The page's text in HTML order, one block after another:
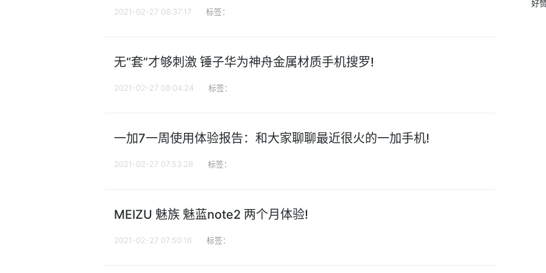
2021-02-27 08:37:17 标签：
无“套”才够刺激 锤子华为神舟金属材质手机搜罗!
2021-02-27 08:04:24 标签：
一加7一周使用体验报告：和大家聊聊最近很火的一加手机!
2021-02-27 07:53:28 标签：
MEIZU 魅族 魅蓝note2 两个月体验!
2021-02-27 07:50:16 标签：
好